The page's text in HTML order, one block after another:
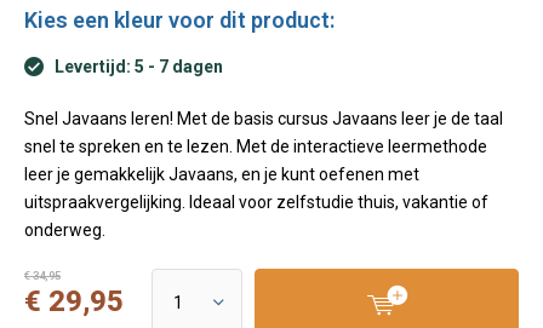
Kies een kleur voor dit product:
Levertijd: 5 - 7 dagen
Snel Javaans leren! Met de basis cursus Javaans leer je de taal
snel te spreken en te lezen. Met de interactieve leermethode
leer je gemakkelijk Javaans, en je kunt oefenen met
uitspraakvergelijking. Ideaal voor zelfstudie thuis, vakantie of
onderweg.
€ 34,95
€ 29,95